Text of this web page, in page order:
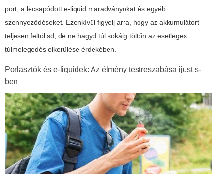
port, a lecsapódott e-liquid maradványokat és egyéb
szennyeződéseket. Ezenkívül figyelj arra, hogy az akkumulátort
teljesen feltöltsd, de ne hagyd túl sokáig töltőn az esetleges
túlmelegedés elkerülése érdekében.
Porlasztók és e-liquidek: Az élmény testreszabása ijust s-
ben